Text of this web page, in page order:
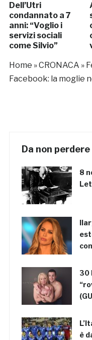
Dell’Utri
condannato a 7
anni: “Voglio i
servizi sociali
come Silvio”
Home »CRONACA »
Facebook: la moglie
Da non perdere
8
30
è